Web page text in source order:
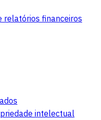
relatórios financeiros
intelectual